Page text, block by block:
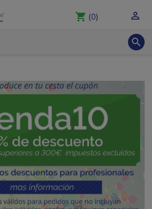
shopping_cart (0) 
